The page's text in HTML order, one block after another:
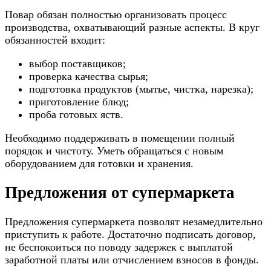
Повар обязан полностью организовать процесс
производства, охватывающий разные аспекты. В круг
обязанностей входит:
выбор поставщиков;
проверка качества сырья;
подготовка продуктов (мытье, чистка, нарезка);
приготовление блюд;
проба готовых яств.
Необходимо поддерживать в помещении полный
порядок и чистоту. Уметь обращаться с новым
оборудованием для готовки и хранения.
Предложения от супермаркета
Предложения супермаркета позволят незамедлительно
приступить к работе. Достаточно подписать договор,
не беспокоиться по поводу задержек с выплатой
заработной платы или отчислением взносов в фонды.